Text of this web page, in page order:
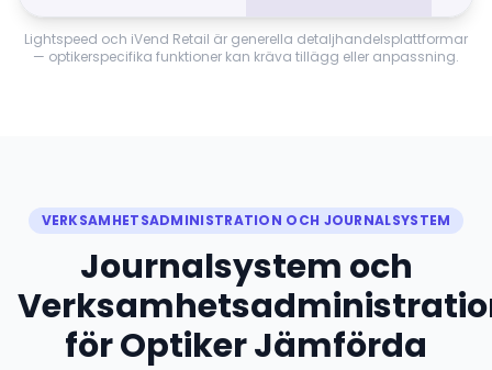
Lightspeed och iVend Retail är generella detaljhandelsplattformar
— optikerspecifika funktioner kan kräva tillägg eller anpassning.
VERKSAMHETSADMINISTRATION OCH JOURNALSYSTEM
Journalsystem och
för Optiker Jämförda